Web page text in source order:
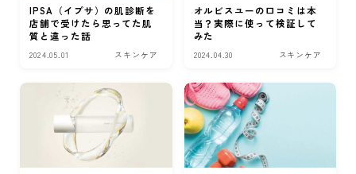
IPSA（イプサ）の肌診断を
店舗で受けたら思ってた肌
質と違った話
2024.05.01 スキンケア
オルビスユーの口コミは本
当？実際に使って検証して
みた
2024.04.30 スキンケア